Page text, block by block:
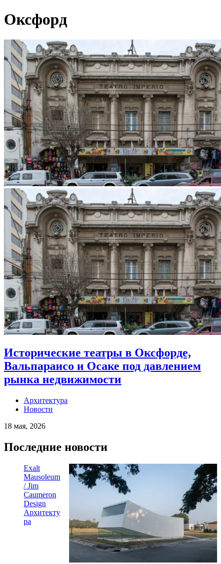
Оксфорд
Исторические театры в Оксфорде,
Вальпараисо и Осаке под давлением
рынка недвижимости
Архитектура
Новости
18 мая, 2026
Последние новости
Exalt
Mausoleum
/ Jim
Caumeron
Design
Архитекту
ра